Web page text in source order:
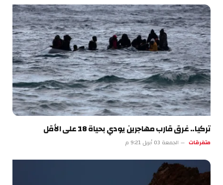
تركيا.. غرق قارب مهاجرين يودي بحياة 18 على الأقل
متفرقات الجمعة 03 أبريل 9:21 م